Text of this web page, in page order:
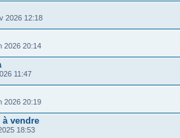
2026 12:18
2026 20:14
11:47
2026 20:19
vendre
18:53